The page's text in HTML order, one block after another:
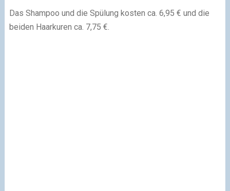
Das Shampoo und die Spülung kosten ca. 6,95 € und die
beiden Haarkuren ca. 7,75 €.